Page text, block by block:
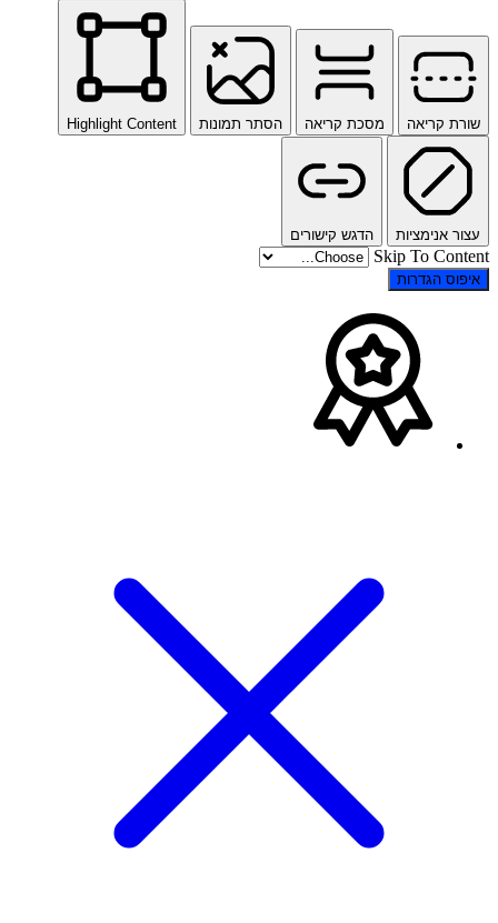
שורת קריאה מסכת קריאה הסתר תמונות Highlight Content
עצור אנימציות הדגש קישורים
Skip To Content
איפוס הגדרות